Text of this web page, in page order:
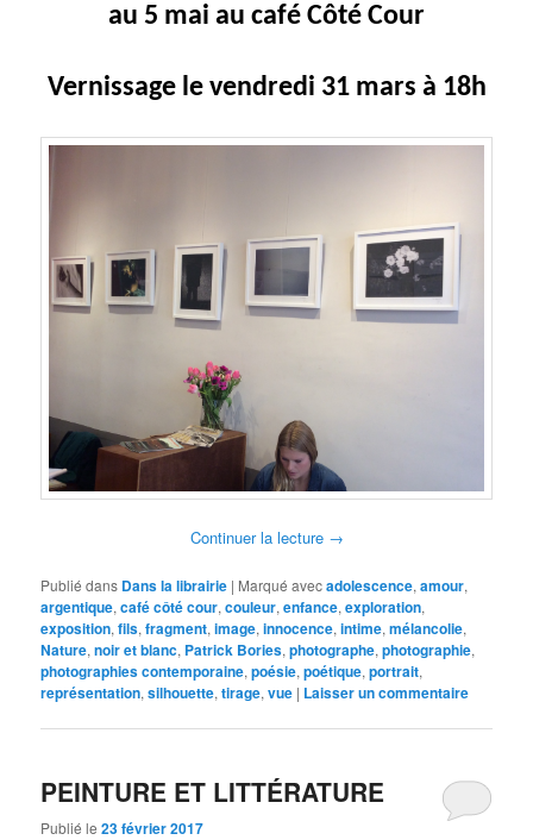
au 5 mai au café Côté Cour
Vernissage le vendredi 31 mars à 18h
Continuer la lecture →
Publié dans Dans la librairie | Marqué avecadolescence,amour,
argentique,café côté cour,couleur,enfance,exploration,
exposition,fils,fragment,image,innocence,intime,mélancolie,
Nature,noir et blanc, Patrick Bories,photographe,photographie,
photographies contemporaine,poésie,poétique,portrait,
représentation,silhouette,tirage,vue | Laisser un commentaire
PEINTURE ET LITTÉRATURE
Publié le23 février 2017